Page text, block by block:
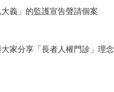
義」的監護宣告聲請個案
家分享「長者人權門診」理念